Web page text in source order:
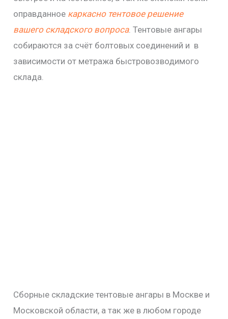
оправданное каркасно тентовое решение
вашего складского вопроса. Тентовые ангары
собираются за счёт болтовых соединений и в
зависимости от метража быстровозводимого
склада.
Сборные складские тентовые ангары в Москве и
Московской области, а так же в любом городе